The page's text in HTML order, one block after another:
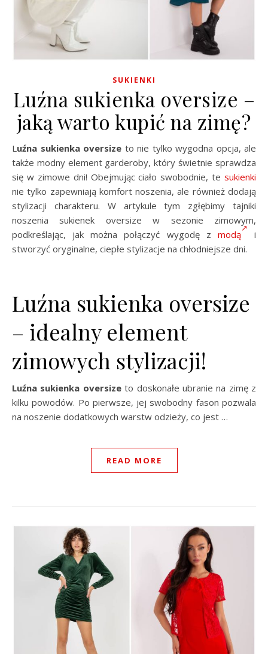
SUKIENKI
Luźna sukienka oversize –
jaką warto kupić na zimę?
Luźna sukienka oversize to nie tylko wygodna opcja, ale
także modny element garderoby, który świetnie sprawdza
się w zimowe dni! Obejmując ciało swobodnie, te sukienki
nie tylko zapewniają komfort noszenia, ale również dodają
stylizacji charakteru. W artykule tym zgłębimy tajniki
noszenia sukienek oversize w sezonie zimowym,
podkreślając, jak można połączyć wygodę z modą
i
stworzyć oryginalne, ciepłe stylizacje na chłodniejsze dni.
Luźna sukienka oversize
– idealny element
zimowych stylizacji!
Luźna sukienka oversizeto doskonałe ubranie na zimę z
kilku powodów. Po pierwsze, jej swobodny fason pozwala
na noszenie dodatkowych warstw odzieży, co jest …
READ MORE